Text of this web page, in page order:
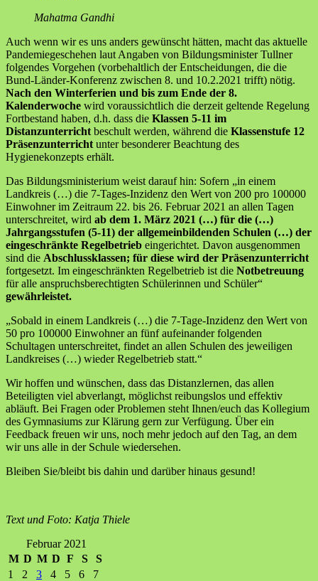
Mahatma Gandhi
Auch wenn wir es uns anders gewünscht hätten, macht das aktuelle
Pandemiegeschehen laut Angaben von Bildungsminister Tullner
folgendes Vorgehen (vorbehaltlich der Entscheidungen, die die
Bund-Länder-Konferenz zwischen 8. und 10.2.2021 trifft) nötig.
Nach den Winterferien und bis zum Ende der 8.
Kalenderwoche wird voraussichtlich die derzeit geltende Regelung
Fortbestand haben, d.h. dass die Klassen 5-11 im
Distanzunterricht beschult werden, während die Klassenstufe 12
Präsenzunterricht unter besonderer Beachtung des
Hygienekonzepts erhält.
Das Bildungsministerium weist darauf hin: Sofern „in einem
Landkreis (…) die 7-Tages-Inzidenz den Wert von 200 pro 100000
Einwohner im Zeitraum 22. bis 26. Februar 2021 an allen Tagen
unterschreitet, wird ab dem 1. März 2021 (…) für die (…)
Jahrgangsstufen (5-11) der allgemeinbildenden Schulen (…) der
eingeschränkte Regelbetrieb eingerichtet. Davon ausgenommen
sind die Abschlussklassen; für diese wird der Präsenzunterricht
fortgesetzt. Im eingeschränkten Regelbetrieb ist die Notbetreuung
für alle anspruchsberechtigten Schülerinnen und Schüler“
gewährleistet.
„Sobald in einem Landkreis (…) die 7-Tage-Inzidenz den Wert von
50 pro 100000 Einwohner an fünf aufeinander folgenden
Schultagen unterschreitet, findet an allen Schulen des jeweiligen
Landkreises (…) wieder Regelbetrieb statt.“
Wir hoffen und wünschen, dass das Distanzlernen, das allen
Beteiligten viel abverlangt, möglichst reibungslos und effektiv
abläuft. Bei Fragen oder Problemen steht Ihnen/euch das Kollegium
des Gymnasiums zur Klärung gern zur Verfügung. Über ein
Feedback freuen wir uns, noch mehr jedoch auf den Tag, an dem
wir uns alle in der Schule wiedersehen.
Bleiben Sie/bleibt bis dahin und darüber hinaus gesund!
Text und Foto: Katja Thiele
Februar 2021
M D M D F S
S
1
2 3 4 5 6
7